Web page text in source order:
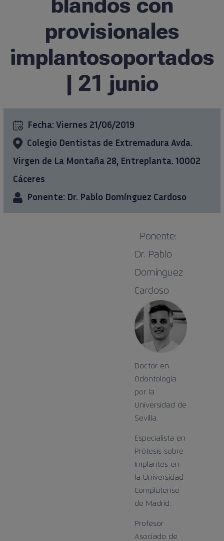
Formación
Casos clínicos
info@ticareimplants.com
Contacto
ES EN
provisionales
implantosoportados
| 21 junio
Fecha: Viernes 21/06/2019
Colegio Dentistas de Extremadura Avda.
Virgen de La Montaña 28, Entreplanta. 10002
Cáceres
Ponente: Dr. Pablo Domínguez Cardoso
Ponente:
Dr. Pablo
Domínguez
Cardoso
Doctor en
Odontología
por la
Universidad de
Sevilla.
Especialista en
Prótesis sobre
Implantes en
la Universidad
Complutense
de Madrid.
Profesor
Asociado de